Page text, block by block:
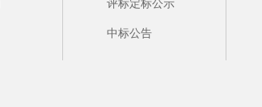
评标定标公示
中标公告